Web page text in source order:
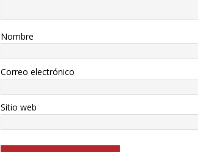
Nombre
Correo electrónico
Sitio web